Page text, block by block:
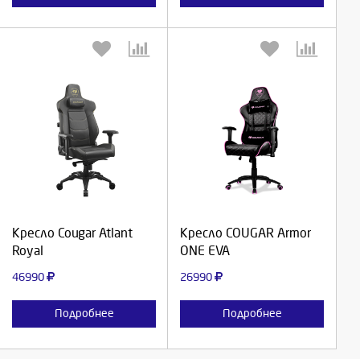
Кресло Cougar Atlant
Royal
46990
Подробнее
Выберите количество:
Кресло COUGAR Armor
ONE EVA
26990
Подробнее
Выберите количество: